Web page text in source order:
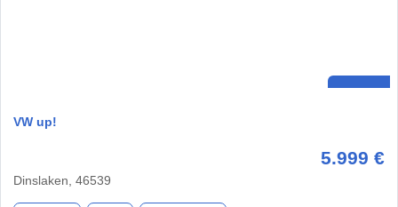
VW up!
5.999 €
Dinslaken, 46539